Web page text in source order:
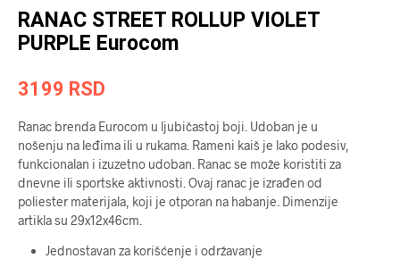
RANAC STREET ROLLUP VIOLET
PURPLE Eurocom
3199 RSD
Ranac brenda Eurocom u ljubičastoj boji. Udoban je u
nošenju na leđima ili u rukama. Rameni kaiš je lako podesiv,
funkcionalan i izuzetno udoban. Ranac se može koristiti za
dnevne ili sportske aktivnosti. Ovaj ranac je izrađen od
poliester materijala, koji je otporan na habanje. Dimenzije
artikla su 29x12x46cm.
Jednostavan za korišćenje i održavanje